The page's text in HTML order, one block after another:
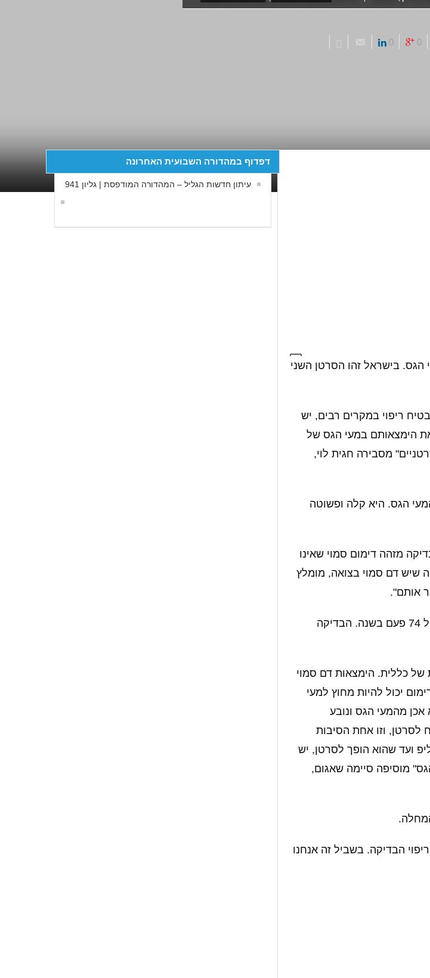
0
0
הגס. בישראל זהו הסרטן השני
ריפוי במקרים רבים, יש
הימצאותם במעי הגס של
מסבירה חגית לוי,
הגס. היא קלה ופשוטה
מזהה דימום סמוי שאינו
שיש דם סמוי בצואה, מומלץ
אותם".
מומלץ לעשות את הבדיקה לגילוי דם סמוי בצואה החל מגיל 50 ועד גיל 74 פעם בשנה. הבדיקה
כללית. הימצאות דם סמוי
יכול להיות מחוץ למעי
מהמעי הגס ונובע
לסרטן, וזו אחת הסיבות
ועד שהוא הופך לסרטן, יש
מוסיפה סיימה שאגום,
הבדיקה. בשביל זה אנחנו
דפדוף במהדורה השבועית האחרונה
עיתון חדשות הגליל – המהדורה המודפסת | גליון 941